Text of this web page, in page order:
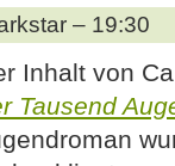
– 19:30
Inhalt von
Tausend